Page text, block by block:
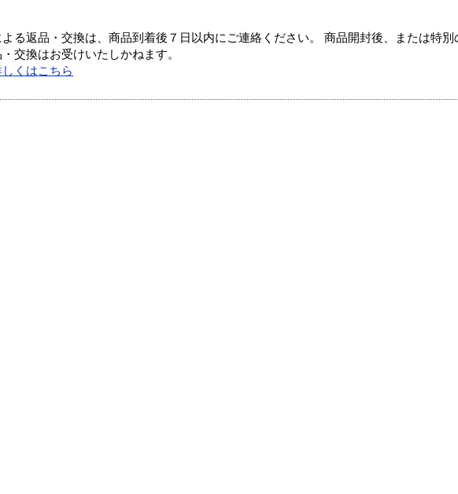
る返品・交換は、商品到着後７日以内にご連絡ください。 商品開封後、または特別
交換はお受けいたしかねます。
くはこちら